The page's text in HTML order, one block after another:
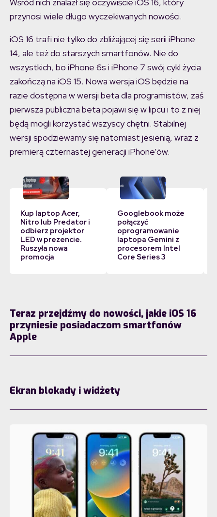
Wśród nich znalazł się oczywiście iOS 16, który
przynosi wiele długo wyczekiwanych nowości.
iOS 16 trafi nie tylko do zbliżającej się serii iPhone
14, ale też do starszych smartfonów. Nie do
wszystkich, bo iPhone 6s i iPhone 7 swój cykl życia
zakończą na iOS 15. Nowa wersja iOS będzie na
razie dostępna w wersji beta dla programistów, zaś
pierwsza publiczna beta pojawi się w lipcu i to z niej
będą mogli korzystać wszyscy chętni. Stabilnej
wersji spodziewamy się natomiast jesienią, wraz z
premierą czternastej generacji iPhone’ów.
Kup laptop Acer,
Nitro lub Predator i
odbierz projektor
LED w prezencie.
Ruszyła nowa
promocja
Googlebook może
połączyć
oprogramowanie
laptopa Gemini z
procesorem Intel
Core Series 3
Teraz przejdźmy do nowości, jakie iOS 16
przyniesie posiadaczom smartfonów
Apple
Ekran blokady i widżety